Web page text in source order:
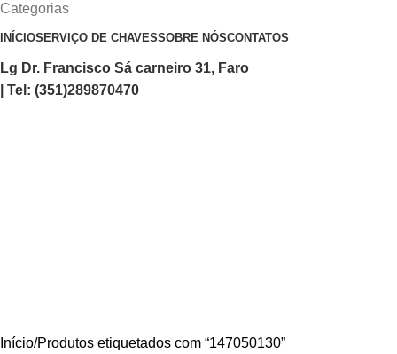
Categorias
INÍCIOSERVIÇO DE CHAVESSOBRE NÓSCONTATOS
Lg Dr. Francisco Sá carneiro 31, Faro
| Tel: (351)289870470
Início Produtos etiquetados com “147050130”